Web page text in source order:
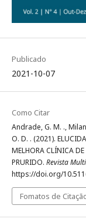
Publicado
2021-10-07
Como Citar
Andrade, G. M. .,
O. D. . (2021).
MELHORA CLÍNICA
PRURIDO. Revista
https://doi.org/
Fomatos de